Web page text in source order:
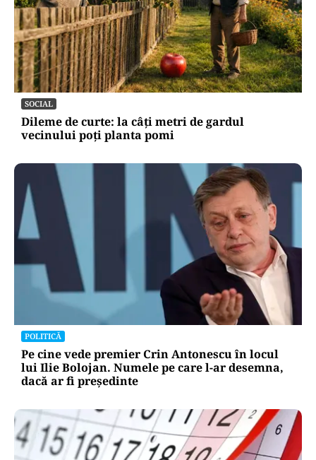
SOCIAL
Dileme de curte: la câți metri de gardul
vecinului poți planta pomi
POLITICĂ
Pe cine vede premier Crin Antonescu în locul
lui Ilie Bolojan. Numele pe care l-ar desemna,
dacă ar fi președinte